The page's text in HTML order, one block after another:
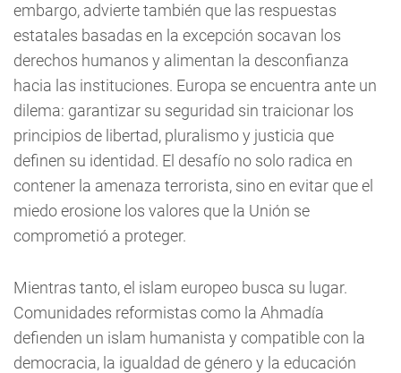
embargo, advierte también que las respuestas
estatales basadas en la excepción socavan los
derechos humanos y alimentan la desconfianza
hacia las instituciones. Europa se encuentra ante un
dilema: garantizar su seguridad sin traicionar los
principios de libertad, pluralismo y justicia que
definen su identidad. El desafío no solo radica en
contener la amenaza terrorista, sino en evitar que el
miedo erosione los valores que la Unión se
comprometió a proteger.
Mientras tanto, el islam europeo busca su lugar.
Comunidades reformistas como la Ahmadía
defienden un islam humanista y compatible con la
democracia, la igualdad de género y la educación